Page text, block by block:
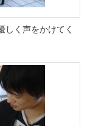
しく声をかけてく